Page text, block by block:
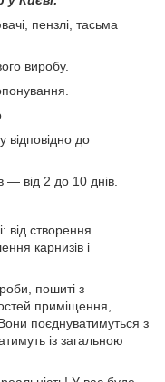
пензлі, тасьма
виробу.
відповідно до
— від 2 до 10 днів.
від створення
карнизів і
пошиті з
приміщення,
поєднуватимуться з
із загальною